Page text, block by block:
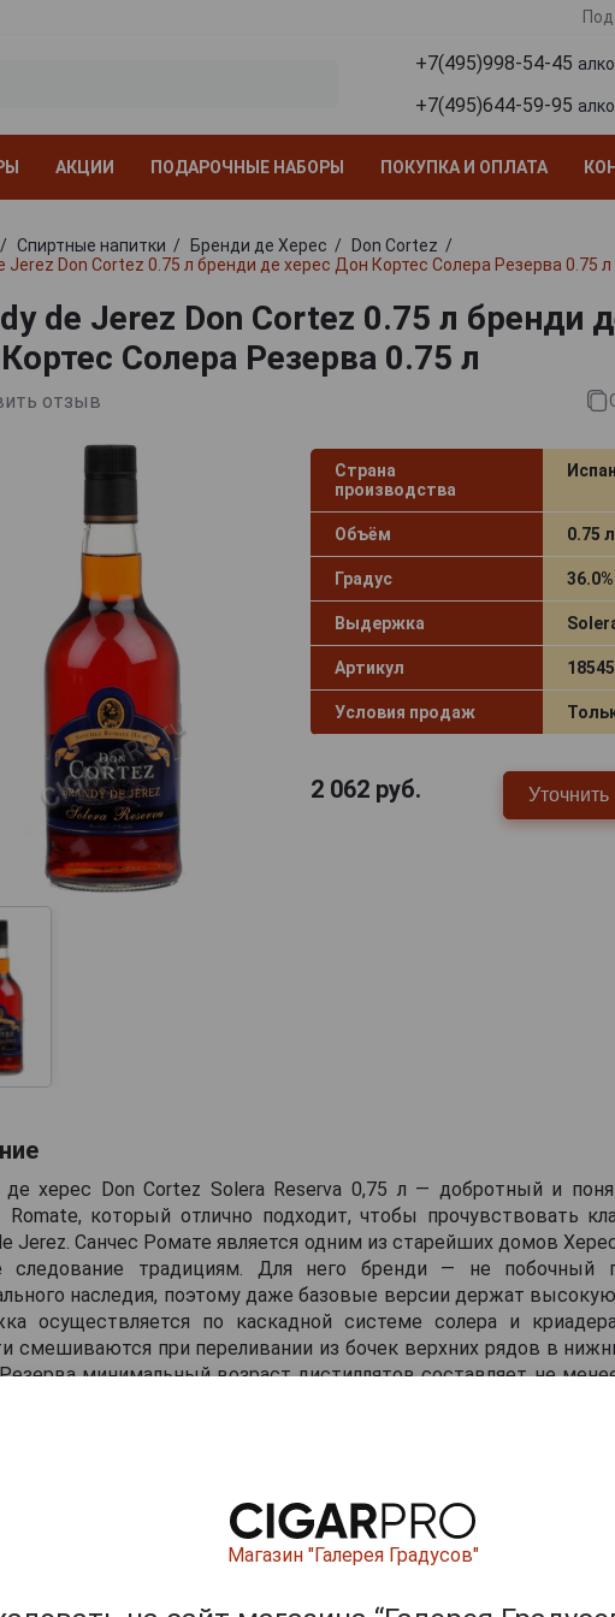
+7(495)998-54-45
+7(495)644-59-95
АКЦИИ ПОДАРОЧНЫЕ НАБОРЫ ПОКУПКА И ОПЛАТА
Спиртные напитки Бренди де Херес
Don Cortez
Jerez Don Cortez 0.75 л бренди де херес Дон Кортес Солера Резерва 0.75 л
de Jerez Don Cortez 0.75 л бренди
Солера Резерва 0.75 л
отзыв
Страна
производства
Объём 0.75 л
Градус 36.0%
Выдержка
Артикул 18545
Условия продаж
2 062руб.
де херес Don Cortez Solera Reserva 0,75 л — добротный и
Romate, который отлично подходит, чтобы прочувствовать
Jerez. Санчес Ромате является одним из старейших домов
следование традициям. Для него бренди — не побочный
наследия, поэтому даже базовые версии держат высокую
осуществляется по каскадной системе солера и
смешиваются при переливании из бочек верхних рядов в
минимальный возраст дистиллятов составляет не
дуба, ранее занятых хересом Олоросо, которые
собранный, теплый, приятный, с ведущими тонами ванили и
далее раскрываются сухофрукты, орехи и пряности,
Магазин "Галерея Градусов"